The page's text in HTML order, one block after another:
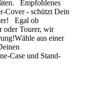
Empfohlenes
Cover - schützt Dein
Egal ob
oder Tourer, wir
aus einer
Case und Stand-